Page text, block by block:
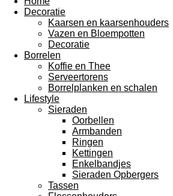
Decoratie
Kaarsen en kaarsenhouders
Vazen en Bloempotten
Decoratie
Borrelen
Koffie en Thee
Serveertorens
Borrelplanken en schalen
Lifestyle
Sieraden
Oorbellen
Armbanden
Ringen
Kettingen
Enkelbandjes
Sieraden Opbergers
Tassen